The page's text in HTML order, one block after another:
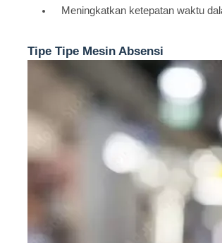
Meningkatkan ketepatan waktu
Tipe Tipe Mesin Absensi